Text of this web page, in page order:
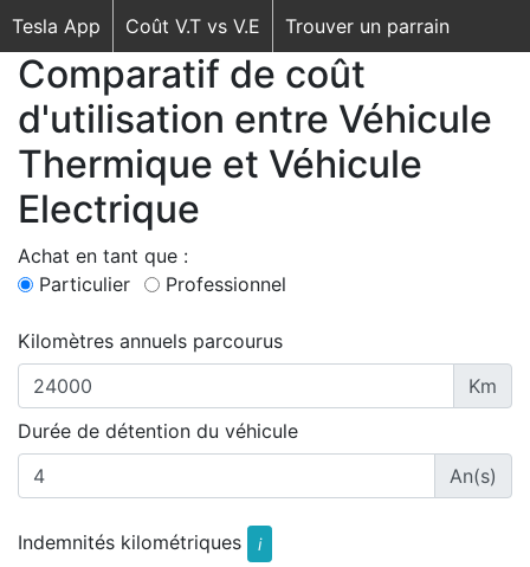
Tesla App Coût V.T vs V.E Trouver un parrain
Comparatif de coût
d'utilisation entre Véhicule
Thermique et Véhicule
Electrique
Achat en tant que :
Particulier
Professionnel
Kilomètres annuels parcourus
Km
Durée de détention du véhicule
An(s)
Indemnités kilométriques i